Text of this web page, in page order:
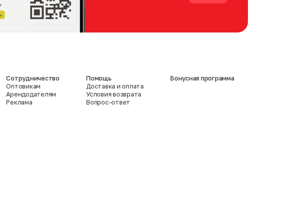
Сотрудничество
Оптовикам
Арендодателям
Реклама
Помощь
Доставка и оплата
Условия возврата
Вопрос-ответ
Бонусная программа